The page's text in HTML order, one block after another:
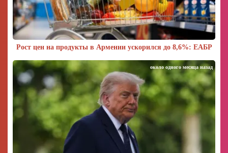
Рост цен на продукты в Армении ускорился до 8,6%: ЕАБР
около одного месяца назад